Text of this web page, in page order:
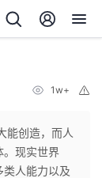
1w+
能创造，而人
。现实世界
人能力以及